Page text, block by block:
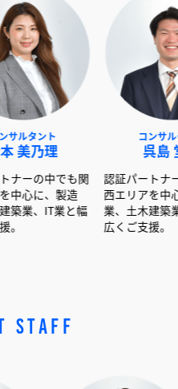
も関
造
と幅
コンサルタント
認証パートナーの中でも関
西エリアを中心に、製造
業、土木建築業、IT業と幅
広くご支援。
STAFF